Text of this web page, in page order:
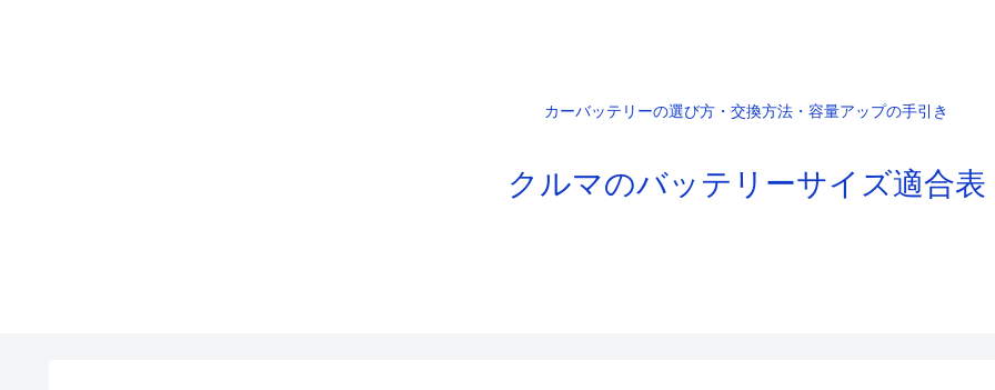
カーバッテリーの選び方・交換方法・容量アップの手引き
クルマのバッテリーサイズ適合表